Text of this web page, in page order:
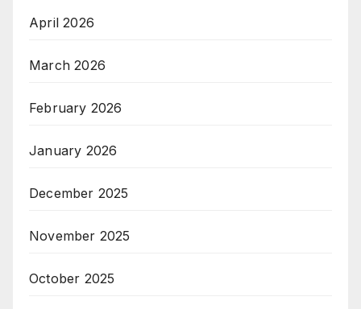
April 2026
March 2026
February 2026
January 2026
December 2025
November 2025
October 2025